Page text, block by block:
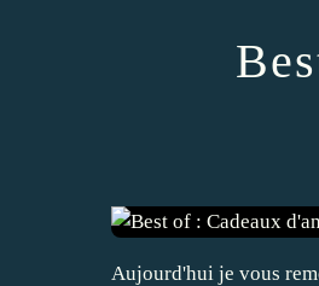
Aujourd'hui je vous